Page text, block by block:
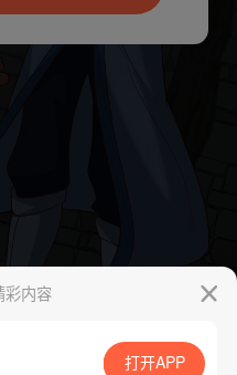
彩内容
打开APP